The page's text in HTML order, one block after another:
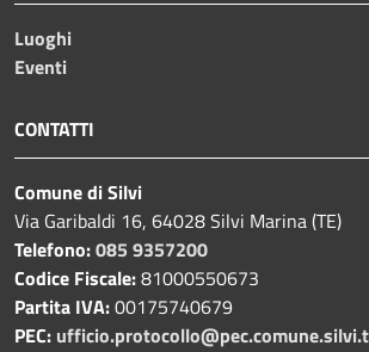
Luoghi
Eventi
CONTATTI
Comune di Silvi
Via Garibaldi 16, 64028 Silvi Marina (TE)
Telefono:085 9357200
Codice Fiscale:81000550673
Partita IVA:00175740679
PEC: